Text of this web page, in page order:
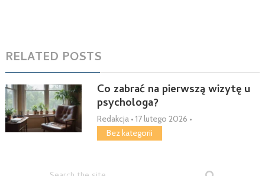
RELATED POSTS
Co zabrać na pierwszą wizytę u
psychologa?
Redakcja • 17 lutego 2026 •
Bez kategorii